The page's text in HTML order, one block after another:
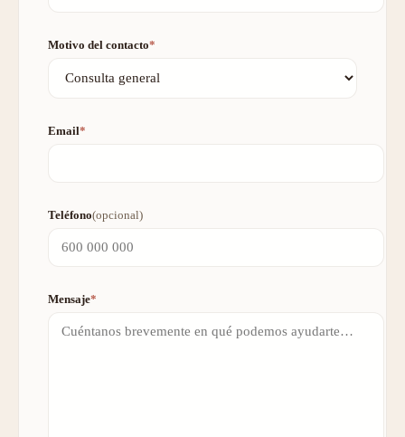
Motivo del contacto*
Email*
Teléfono(opcional)
Mensaje*